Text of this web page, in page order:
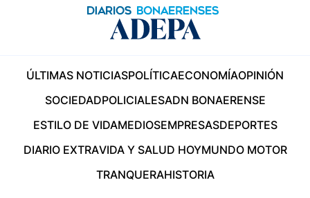
ÚLTIMAS NOTICIASPOLÍTICAECONOMÍAOPINIÓN
SOCIEDADPOLICIALESADN BONAERENSE
ESTILO DE VIDAMEDIOSEMPRESASDEPORTES
DIARIO EXTRAVIDA Y SALUD HOYMUNDO MOTOR
TRANQUERAHISTORIA